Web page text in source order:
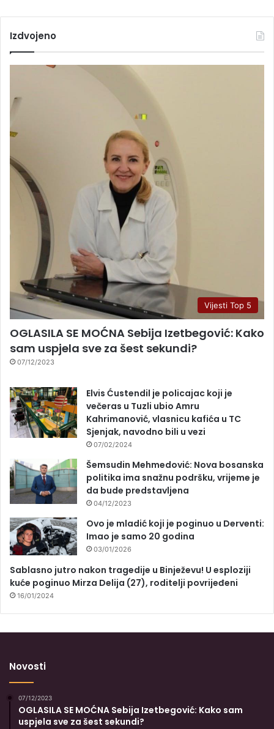
Izdvojeno
Vijesti Top 5
OGLASILA SE MOĆNA Sebija Izetbegović: Kako
sam uspjela sve za šest sekundi?
07/12/2023
Elvis Ćustendil je policajac koji je
večeras u Tuzli ubio Amru
Kahrimanović, vlasnicu kafića u TC
Sjenjak, navodno bili u vezi
07/02/2024
Šemsudin Mehmedović: Nova bosanska
politika ima snažnu podršku, vrijeme je
da bude predstavljena
04/12/2023
Ovo je mladić koji je poginuo u Derventi:
Imao je samo 20 godina
03/01/2026
Sablasno jutro nakon tragedije u Binježevu! U esploziji
kuće poginuo Mirza Delija (27), roditelji povrijeđeni
16/01/2024
Novosti
07/12/2023
OGLASILA SE MOĆNA Sebija Izetbegović: Kako sam
uspjela sve za šest sekundi?